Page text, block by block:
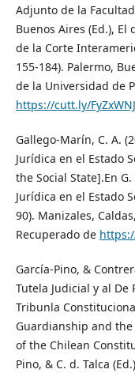
Adjunto de la
Buenos Aires (Ed.),
de la Corte
155-184). Palermo,
de la Universidad de
https://cutt.ly/FyZxWNJ
Gallego-Marín, C. A.
Jurídica en el Estado
the Social State].En
Jurídica en el Estado
90). Manizales,
Recuperado de
García-Pino, &
Tutela Judicial y al De
Tribunla
Guardianship and
of the Chilean
Pino, & C. d. Talca